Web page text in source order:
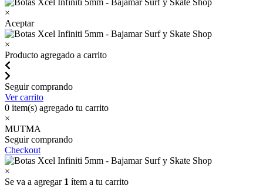
×
Aceptar
×
Producto agregado a carrito
Seguir comprando
Ver carrito
0 item(s) agregado tu carrito
×
MUTMA
Seguir comprando
Checkout
×
Se va a agregar 1 ítem a tu carrito